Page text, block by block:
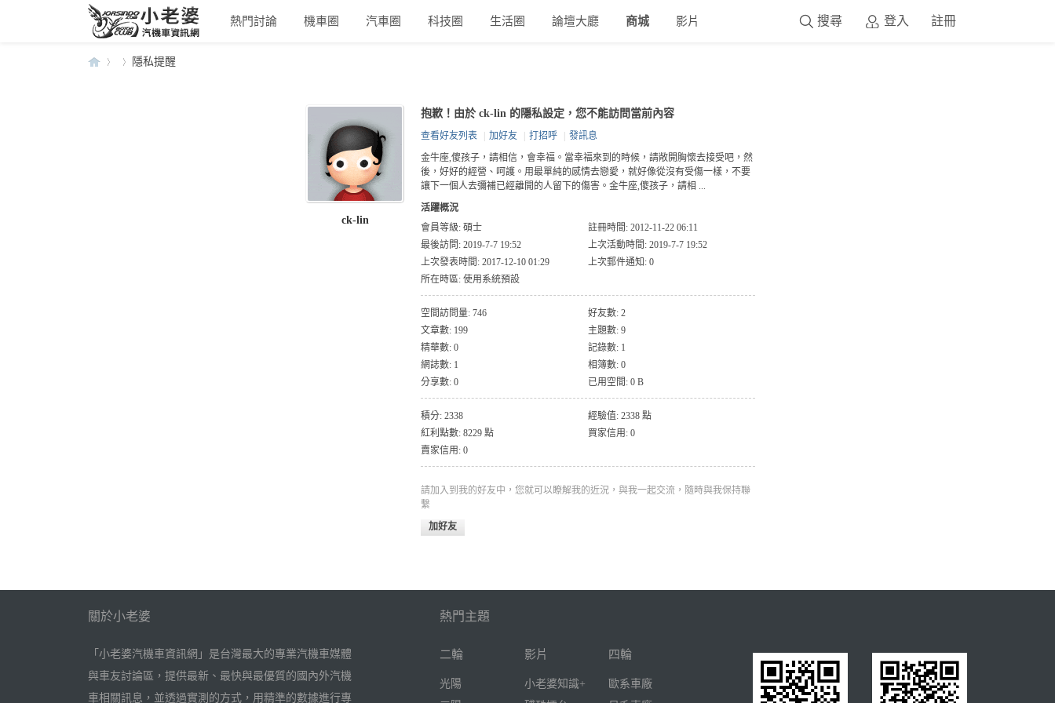
熱門討論 機車圈 汽車圈 科技圈 生活圈 論壇大廳 商城 影片 登入 註冊
搜尋
隱私提醒
ck-lin
抱歉！由於 ck-lin 的隱私設定，您不能訪問當前內容
查看好友列表 加好友 打招呼
發訊息
金牛座,傻孩子，請相信，會幸福。當幸福來到的時候，請敞開胸懷去接受吧，然
後，好好的經營、呵護。用最單純的感情去戀愛，就好像從沒有受傷一樣，不要
讓下一個人去彌補已經離開的人留下的傷害。金牛座,傻孩子，請相 ...
活躍概況
會員等級: 碩士
註冊時間: 2012-11-22 06:11
最後訪問: 2019-7-7 19:52
上次活動時間: 2019-7-7 19:52
上次發表時間: 2017-12-10 01:29
上次郵件通知: 0
所在時區: 使用系統預設
空間訪問量: 746
好友數: 2
文章數: 199
主題數: 9
精華數: 0
記錄數: 1
網誌數: 1
相簿數: 0
分享數: 0
已用空間: 0 B
積分: 2338
經驗值: 2338 點
紅利點數: 8229 點
買家信用: 0
賣家信用: 0
請加入到我的好友中，您就可以瞭解我的近況，與我一起交流，隨時與我保持聯
繫
加好友
關於小老婆
「小老婆汽機車資訊網」是台灣最大的專業汽機車媒體
與車友討論區，提供最新、最快與最優質的國內外汽機
車相關訊息，並透過實測的方式，用精準的數據進行專
熱門主題
二輪
光陽
影片
小老婆知識+
四輪
歐系車廠